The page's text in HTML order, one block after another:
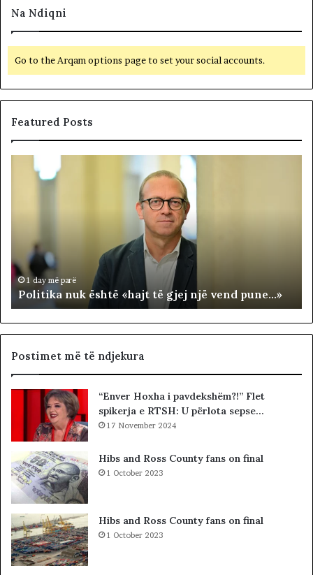
Na Ndiqni
Go to the Arqam options page to set your social accounts.
Featured Posts
D
T
E
R
R
I
T
O
R
L
E
.
A
K
A
A
R
D
H
U
R
1 day më parë
NDARJA TERRITORIALE. A KA ARDHUR KOHA
ZHDUKIM JUGUN DHE VERIUN?
Postimet më të ndjekura
“Enver Hoxha i pavdekshëm?!” Flet
spikerja e RTSH: U përlota sepse…
17 November 2024
Hibs and Ross County fans on final
1 October 2023
Hibs and Ross County fans on final
1 October 2023